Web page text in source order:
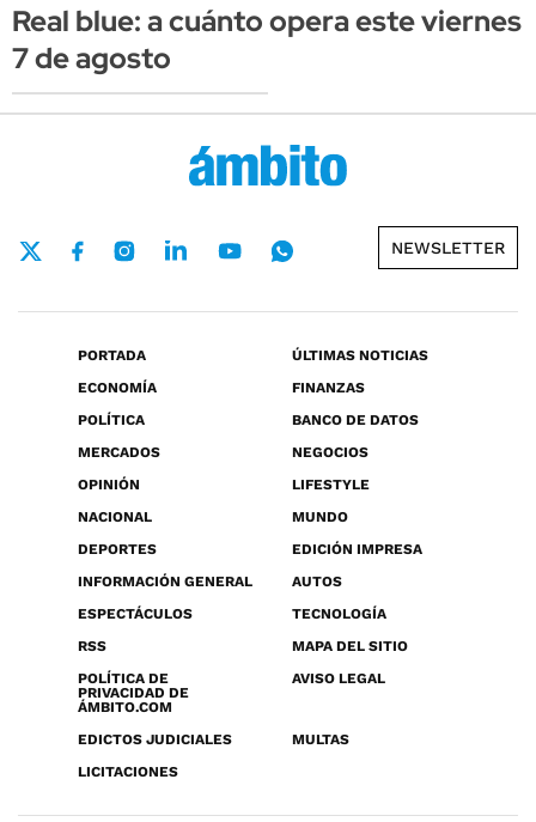
Real blue: a cuánto opera este viernes
7 de agosto
NEWSLETTER
PORTADA
ÚLTIMAS NOTICIAS
ECONOMÍA
FINANZAS
POLÍTICA
BANCO DE DATOS
MERCADOS
NEGOCIOS
OPINIÓN
LIFESTYLE
NACIONAL
MUNDO
DEPORTES
EDICIÓN IMPRESA
INFORMACIÓN GENERAL
AUTOS
ESPECTÁCULOS
TECNOLOGÍA
RSS
MAPA DEL SITIO
POLÍTICA DE
PRIVACIDAD DE
ÁMBITO.COM
AVISO LEGAL
EDICTOS JUDICIALES
MULTAS
LICITACIONES